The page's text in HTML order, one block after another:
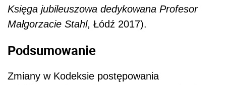
Księga jubileuszowa dedykowana Profesor
Małgorzacie Stahl, Łódź 2017).
Podsumowanie
Zmiany w Kodeksie postępowania